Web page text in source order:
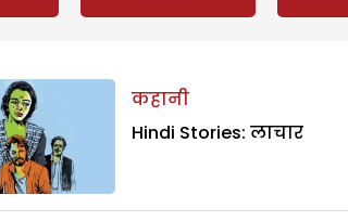
कहानी
Hindi Stories: लाचार